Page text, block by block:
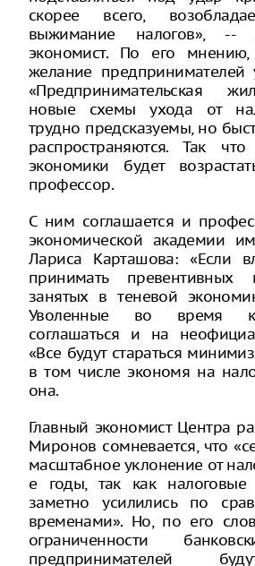
скорее всего,
выжимание налогов», --
экономист. По его мнению,
желание предпринимателей
«Предпринимательская
новые схемы ухода от
трудно предсказуемы, но
распространяются. Так
экономики будет
профессор.
С ним соглашается и
экономической академии
Лариса Карташова: «Если
принимать
занятых в теневой
Уволенные во время
соглашаться и на
«Все будут стараться
в том числе экономя на
она.
Главный экономист Центра
Миронов сомневается, что
масштабное уклонение от
е годы, так как налоговые
заметно усилились по
временами». Но, по его
ограниченности
предпринимателей